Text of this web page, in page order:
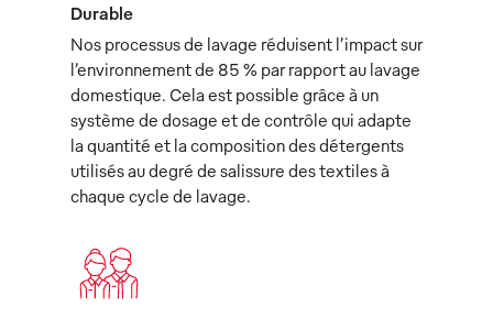
Durable
Nos processus de lavage réduisent l’impact sur
l’environnement de 85 % par rapport au lavage
domestique. Cela est possible grâce à un
système de dosage et de contrôle qui adapte
la quantité et la composition des détergents
utilisés au degré de salissure des textiles à
chaque cycle de lavage.